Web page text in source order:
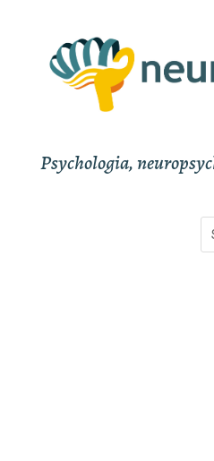
Psychologia,